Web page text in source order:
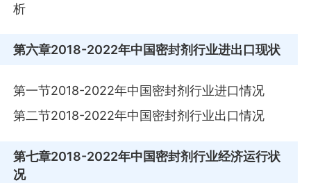
析
第六章2018-2022年中国密封剂行业进出口现状
第一节2018-2022年中国密封剂行业进口情况
第二节2018-2022年中国密封剂行业出口情况
第七章2018-2022年中国密封剂行业经济运行状
况